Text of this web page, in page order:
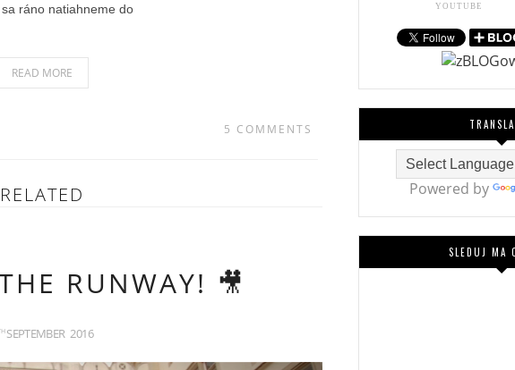
ráno natiahneme do
READ MORE
5 COMMENTS
RELATED
RUNWAY! 🎥
SEPTEMBER 2016
YOUTUBE
Powered by
SLEDUJ MA